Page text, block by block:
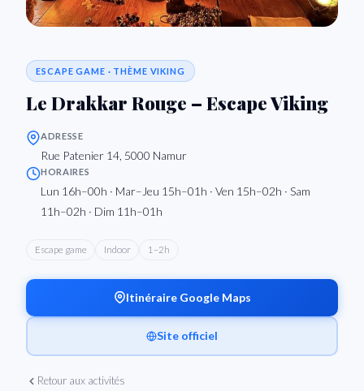
ESCAPE GAME · THÈME VIKING
Le Drakkar Rouge – Escape Viking
ADRESSE
Rue Patenier 14, 5000 Namur
HORAIRES
Lun 16h–00h · Mar–Jeu 15h–01h · Ven 15h–02h · Sam
11h–02h · Dim 11h–01h
Escape game Indoor 1–2h
Itinéraire Google Maps
Site officiel
Retour aux activités